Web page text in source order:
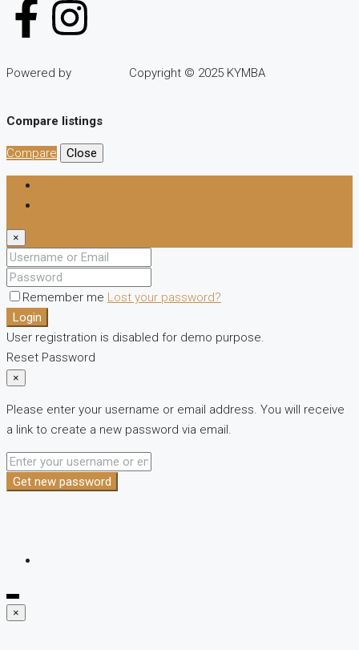
Powered by Copyright © 2025 KYMBA
Compare listings
Compare Close
×
Remember me Lost your password?
Login
User registration is disabled for demo purpose.
Reset Password
×
Please enter your username or email address. You will receive
a link to create a new password via email.
Get new password
×